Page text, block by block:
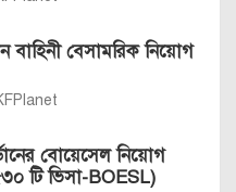
বাহিনী বেসামরিক নিয়োগ
বোয়েসেল নিয়োগ
টি ভিসা-BOESL)